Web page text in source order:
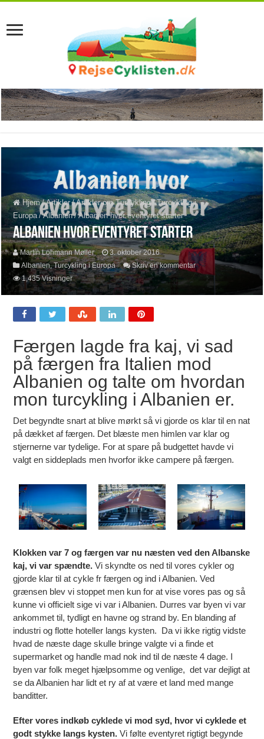
Hjem / Artikler / Artikler om Turcykling / Turcykling i
Europa / Albanien / Albanien hvor eventyret starter
Albanien hvor eventyret starter
Martin Lohmann Møller
3. oktober 2016
Albanien,Turcykling i Europa
Skriv en kommentar
1,435 Visninger
Færgen lagde fra kaj, vi sad
på færgen fra Italien mod
Albanien og talte om hvordan
mon turcykling i Albanien er.
Det begyndte snart at blive mørkt så vi gjorde os klar til en nat
på dækket af færgen. Det blæste men himlen var klar og
stjernerne var tydelige. For at spare på budgettet havde vi
valgt en siddeplads men hvorfor ikke campere på færgen.
Klokken var 7 og færgen var nu næsten ved den Albanske
kaj, vi var spændte. Vi skyndte os ned til vores cykler og
gjorde klar til at cykle fr færgen og ind i Albanien. Ved
grænsen blev vi stoppet men kun for at vise vores pas og så
kunne vi officielt sige vi var i Albanien. Durres var byen vi var
ankommet til, tydligt en havne og strand by. En blanding af
industri og flotte hoteller langs kysten. Da vi ikke rigtig vidste
hvad de næste dage skulle bringe valgte vi a finde et
supermarket og handle mad nok ind til de næste 4 dage. I
byen var folk meget hjælpsomme og venlige, det var dejligt at
se da Albanien har lidt et ry af at være et land med mange
banditter.
Efter vores indkøb cyklede vi mod syd, hvor vi cyklede et
godt stykke langs kysten. Vi følte eventyret rigtigt begynde